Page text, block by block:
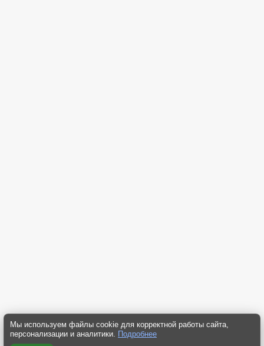
Мы используем файлы cookie для корректной работы сайта,
персонализации и аналитики. Подробнее